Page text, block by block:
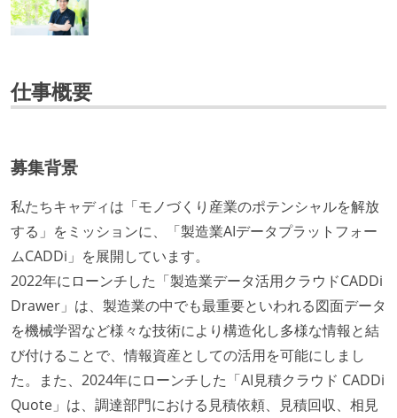
仕事概要
募集背景
私たちキャディは「モノづくり産業のポテンシャルを解放
する」をミッションに、「製造業AIデータプラットフォー
ムCADDi」を展開しています。
2022年にローンチした「製造業データ活用クラウドCADDi
Drawer」は、製造業の中でも最重要といわれる図面データ
を機械学習など様々な技術により構造化し多様な情報と結
び付けることで、情報資産としての活用を可能にしまし
た。また、2024年にローンチした「AI見積クラウド CADDi
Quote」は、調達部門における見積依頼、見積回収、相見